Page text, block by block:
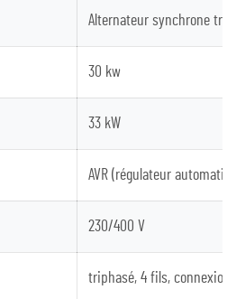
Alternateur synchrone
30 kw
33 kW
AVR (régulateur
230/400 V
triphasé, 4 fils, connexion